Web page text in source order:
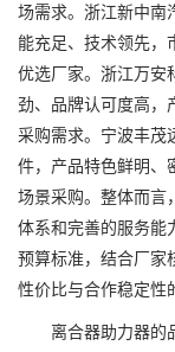
场需求。浙江新中南
能充足、技术领先，
优选厂家。浙江万安
劲、品牌认可度高，
采购需求。宁波丰茂
件，产品特色鲜明、
场景采购。整体而言
体系和完善的服务能
预算标准，结合厂家
性价比与合作稳定性
离合器助力器的品